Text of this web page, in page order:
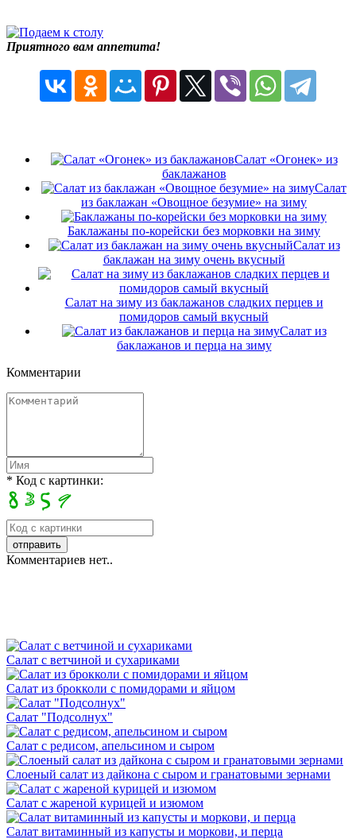
Приятного вам аппетита!
Салат «Огонек» из
баклажанов
Салат
из баклажан «Овощное безумие» на зиму
Баклажаны по-корейски без морковки на зиму
Салат из
баклажан на зиму очень вкусный
Cалат на зиму из баклажанов сладких перцев и
помидоров самый вкусный
Салат из
баклажанов и перца на зиму
Комментарии
* Код с картинки:
Комментариев нет..
Салат с ветчиной и сухариками
Салат из брокколи с помидорами и яйцом
Салат "Подсолнух"
Салат с редисом, апельсином и сыром
Слоеный салат из дайкона с сыром и гранатовыми зернами
Салат с жареной курицей и изюмом
Салат витаминный из капусты и моркови, и перца